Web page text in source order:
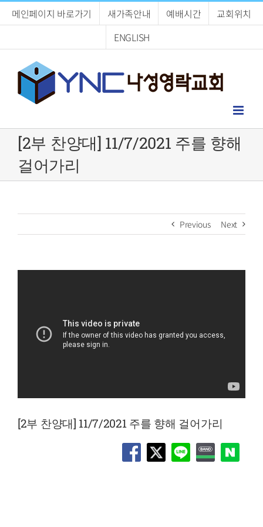
메인페이지 바로가기 새가족안내 예배시간
교회위치
ENGLISH
[2부 찬양대] 11/7/2021 주를 향해
걸어가리
Previous Next
[2부 찬양대] 11/7/2021 주를 향해 걸어가리